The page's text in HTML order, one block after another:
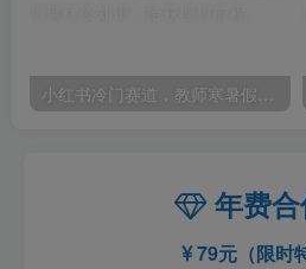
小红书冷门赛道，教师寒暑假项目，多种连环套的变现方式，还能矩阵操作放大收益【揭秘】
年费合
79元（限时